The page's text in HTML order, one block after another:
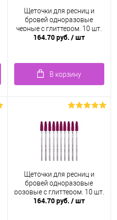
Щеточки для ресниц и
бровей одноразовые
черные c глиттером, 10 шт.
164.70 руб./ шт
В корзину
Щеточки для ресниц и
бровей одноразовые
розовые с глиттером, 10 шт.
164.70 руб./ шт